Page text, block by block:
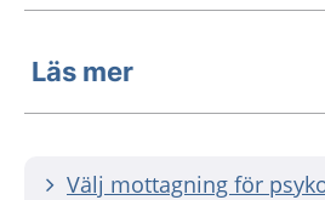
Läs mer
Välj mottagning för